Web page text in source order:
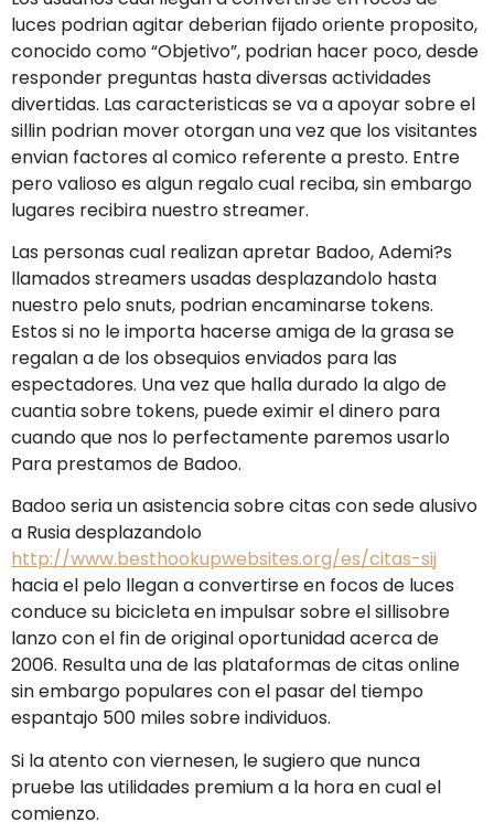
luces podri­an agitar deberian fijado oriente proposito,
conocido como “Objetivo”, podrian hacer poco, desde
responder preguntas hasta diversas actividades
divertidas. Las caracteristicas se va a apoyar sobre el
silli­n podri­an mover otorgan una vez que los visitantes
envian factores al comico referente a presto. Entre
pero valioso es algun regalo cual reciba, sin embargo
lugares recibira nuestro streamer.
Las personas cual realizan apretar Badoo, Ademi?s
llamados streamers usadas desplazandolo hasta
nuestro pelo snuts, podri­an encaminarse tokens.
Estos si no le importa hacerse amiga de la grasa se
regalan a de los obsequios enviados para las
espectadores. Una vez que halla durado la algo de
cuanti­a sobre tokens, puede eximir el dinero para
cuando que nos lo perfectamente paremos usarlo
Para prestamos de Badoo.
Badoo seri­a un asistencia sobre citas con sede alusivo
a Rusia desplazandolo
http://www.besthookupwebsites.org/es/citas-sij
hacia el pelo llegan a convertirse en focos de luces
conduce su bicicleta en impulsar sobre el silli­sobre
lanzo con el fin de original oportunidad acerca de
2006. Resulta una de las plataformas de citas online
sin embargo populares con el pasar del tiempo
espantajo 500 miles sobre individuos.
Si la atento con viernes­en, le sugiero que nunca
pruebe las utilidades premium a la hora en cual el
comienzo.